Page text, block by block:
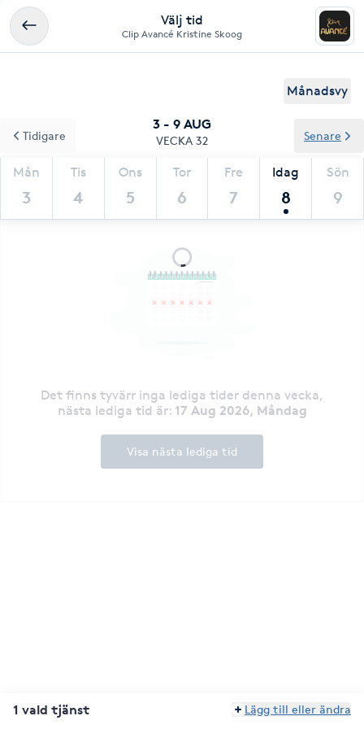
Välj tid
Clip Avancé Kristine Skoog
Månadsvy
3 - 9 AUG
VECKA 32
Mån
3
Tis
4
Ons
5
Tor
6
Fre
7
Idag
8
Sön
9
Tidigare Senare
Det finns tyvärr inga lediga tider denna vecka,
nästa lediga tid är: 17 Aug 2026, Måndag
Visa nästa lediga tid
1 vald tjänst Lägg till eller ändra